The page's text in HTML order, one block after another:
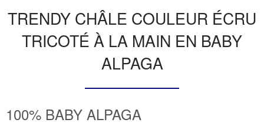
TRENDY CHÂLE COULEUR ÉCRU
TRICOTÉ À LA MAIN EN BABY
ALPAGA
100% BABY ALPAGA